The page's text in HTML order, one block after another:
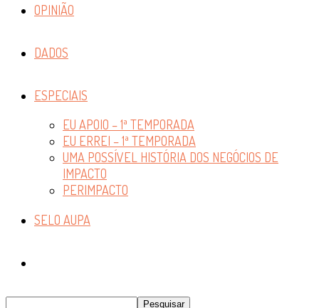
OPINIÃO
DADOS
ESPECIAIS
EU APOIO – 1ª TEMPORADA
EU ERREI – 1ª TEMPORADA
UMA POSSÍVEL HISTÓRIA DOS NEGÓCIOS DE
IMPACTO
PERIMPACTO
SELO AUPA